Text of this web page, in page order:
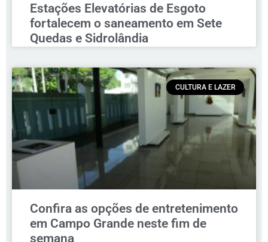
Estações Elevatórias de Esgoto
fortalecem o saneamento em Sete
Quedas e Sidrolândia
CULTURA E LAZER
Confira as opções de entretenimento
em Campo Grande neste fim de
semana